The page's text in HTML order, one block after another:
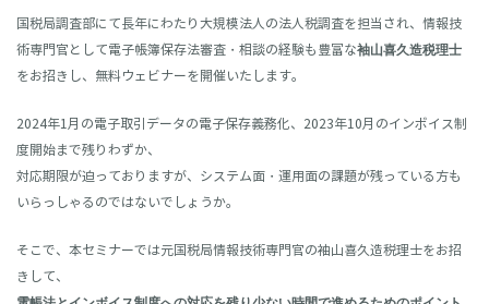
国税局調査部にて長年にわたり大規模法人の法人税調査を担当され、情報技
術専門官として電子帳簿保存法審査・相談の経験も豊富な袖山喜久造税理士
をお招きし、無料ウェビナーを開催いたします。
2024年1月の電子取引データの電子保存義務化、 2023年10月のインボイス制
度開始まで残りわずか、
対応期限が迫っておりますが、システム面・運用面の課題が残っている方も
いらっしゃるのではないでしょうか。
そこで、本セミナーでは元国税局情報技術専門官の袖山喜久造税理士をお招
きして、